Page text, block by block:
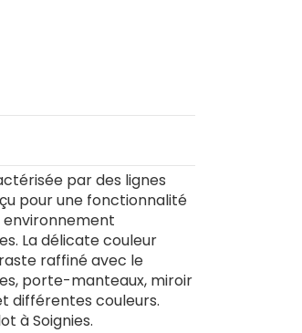
par des lignes
pour une fonctionnalité
La délicate couleur
raffiné avec le
porte-manteaux, miroir
différentes couleurs.
à Soignies.